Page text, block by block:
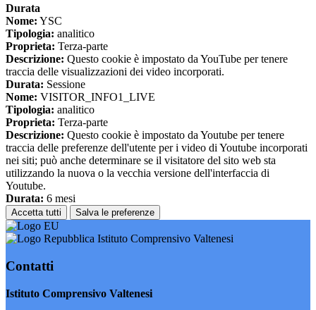
Durata
Nome: YSC
Tipologia: analitico
Proprieta: Terza-parte
Descrizione: Questo cookie è impostato da YouTube per tenere
traccia delle visualizzazioni dei video incorporati.
Durata: Sessione
Nome: VISITOR_INFO1_LIVE
Tipologia: analitico
Proprieta: Terza-parte
Descrizione: Questo cookie è impostato da Youtube per tenere
traccia delle preferenze dell'utente per i video di Youtube incorporati
nei siti; può anche determinare se il visitatore del sito web sta
utilizzando la nuova o la vecchia versione dell'interfaccia di
Youtube.
Durata: 6 mesi
Accetta tutti Salva le preferenze
Istituto Comprensivo Valtenesi
Contatti
Istituto Comprensivo Valtenesi